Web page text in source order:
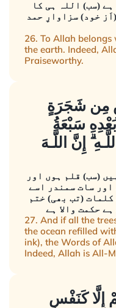
(سب) اللہ ہی کا
خود) سزاوارِ حمد
26. To Allah belongs
the earth. Indeed,
Praiseworthy.
مِن شَجَرَةٍ
سَبْعَةُ
إِنَّ اللَّـهَ
(سب) قلم ہوں اور
سات سمندر اسے
(تب بھی) ختم
حکمت والا ہے
27. And if all the
the ocean refilled
ink), the Words of
Indeed, Allah is All-
إِلَّا كَنَفْسٍ